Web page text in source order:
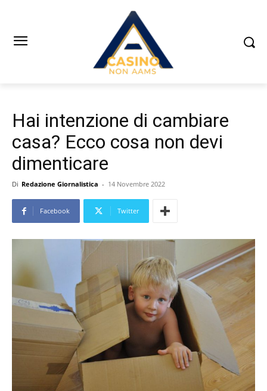
Hai intenzione di cambiare
casa? Ecco cosa non devi
dimenticare
Di Redazione Giornalistica - 14 Novembre 2022
Facebook Twitter